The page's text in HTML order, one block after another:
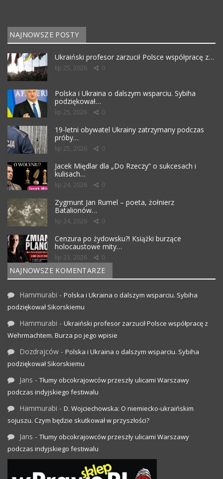
NAJNOWSZE POSTY
Ukraiński profesor zarzucił Polsce współpracę z…
lip 25, 2026 0
Polska i Ukraina o dalszym wsparciu. Sybiha
podziękował…
lip 25, 2026 0
19-letni obywatel Ukrainy zatrzymany podczas
próby…
lip 25, 2026 0
Jacek Międlar dla „Do Rzeczy” o sukcesach i
kulisach…
lip 24, 2026 0
Zygmunt Jan Rumel – poeta, żołnierz
Batalionów…
lip 24, 2026 0
Cenzura po żydowsku?! Książki burzące
holocaustowe mity…
lip 23, 2026 0
NAJNOWSZE KOMENTARZE
Hammurabi - Polska i Ukraina o dalszym wsparciu. Sybiha
podziękował Sikorskiemu
Hammurabi - Ukraiński profesor zarzucił Polsce współpracę z
Wehrmachtem. Burza po jego wpisie
Dozdrajców - Polska i Ukraina o dalszym wsparciu. Sybiha
podziękował Sikorskiemu
Jans - Tłumy obcokrajowców przeszły ulicami Warszawy
podczas indyjskiego festiwalu
Hammurabi - D. Wojciechowska: O niemiecko-ukraińskim
sojuszu. Czym będzie skutkował w przyszłości?
Jans - Tłumy obcokrajowców przeszły ulicami Warszawy
podczas indyjskiego festiwalu